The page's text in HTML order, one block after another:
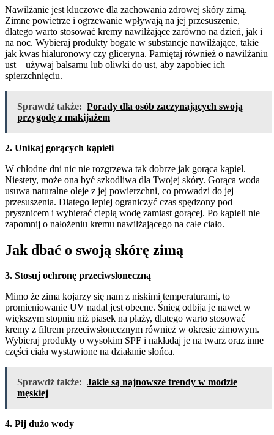
Nawilżanie jest kluczowe dla zachowania zdrowej skóry zimą.
Zimne powietrze i ogrzewanie wpływają na jej przesuszenie,
dlatego warto stosować kremy nawilżające zarówno na dzień, jak i
na noc. Wybieraj produkty bogate w substancje nawilżające, takie
jak kwas hialuronowy czy gliceryna. Pamiętaj również o nawilżaniu
ust – używaj balsamu lub oliwki do ust, aby zapobiec ich
spierzchnięciu.
Sprawdź także: Porady dla osób zaczynających swoją
przygodę z makijażem
2. Unikaj gorących kąpieli
W chłodne dni nic nie rozgrzewa tak dobrze jak gorąca kąpiel.
Niestety, może ona być szkodliwa dla Twojej skóry. Gorąca woda
usuwa naturalne oleje z jej powierzchni, co prowadzi do jej
przesuszenia. Dlatego lepiej ograniczyć czas spędzony pod
prysznicem i wybierać ciepłą wodę zamiast gorącej. Po kąpieli nie
zapomnij o nałożeniu kremu nawilżającego na całe ciało.
Jak dbać o swoją skórę zimą
3. Stosuj ochronę przeciwsłoneczną
Mimo że zima kojarzy się nam z niskimi temperaturami, to
promieniowanie UV nadal jest obecne. Śnieg odbija je nawet w
większym stopniu niż piasek na plaży, dlatego warto stosować
kremy z filtrem przeciwsłonecznym również w okresie zimowym.
Wybieraj produkty o wysokim SPF i nakładaj je na twarz oraz inne
części ciała wystawione na działanie słońca.
Sprawdź także: Jakie są najnowsze trendy w modzie
męskiej
4. Pij dużo wody